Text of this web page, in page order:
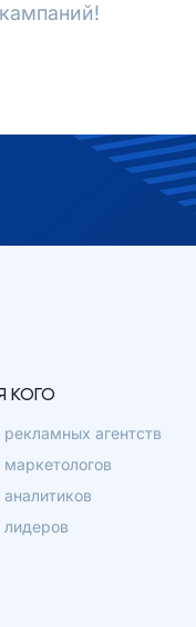
КОГО
агентств